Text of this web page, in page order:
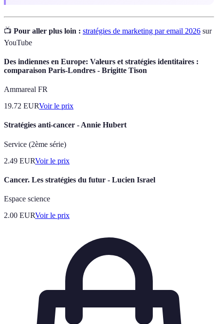
📺 Pour aller plus loin : stratégies de marketing par email 2026 sur
YouTube
Des indiennes en Europe: Valeurs et stratégies identitaires :
comparaison Paris-Londres - Brigitte Tison
Ammareal FR
19.72 EURVoir le prix
Stratégies anti-cancer - Annie Hubert
Service (2ème série)
2.49 EURVoir le prix
Cancer. Les stratégies du futur - Lucien Israel
Espace science
2.00 EURVoir le prix